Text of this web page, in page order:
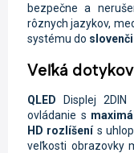
bezpečne a
rôznych jazykov,
systému do
Veľká
QLED Displej
ovládanie s
HD rozlíšenís
veľkosti obrazovky